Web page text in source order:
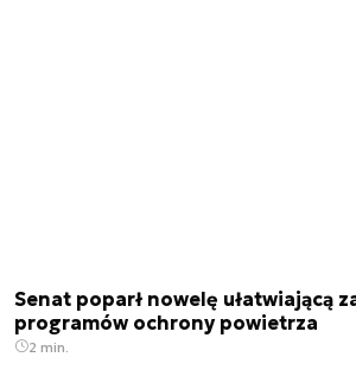
Senat poparł nowelę ułatwiającą
programów ochrony powietrza
2 min.